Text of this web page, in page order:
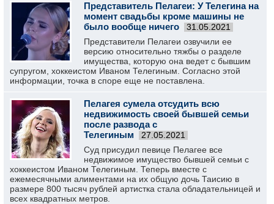
Представитель Пелагеи: У Телегина на
момент свадьбы кроме машины не
было вообще ничего
31.05.2021
Представители Пелагеи озвучили ее
версию относительно тяжбы о разделе
имущества, которую она ведет с бывшим
супругом, хоккеистом Иваном Телегиным. Согласно этой
информации, точка в споре еще не поставлена.
Пелагея сумела отсудить всю
недвижимость своей бывшей семьи
после развода с
Телегиным
27.05.2021
Суд присудил певице Пелагее все
недвижимое имущество бывшей семьи с
хоккеистом Иваном Телегиным. Теперь вместе с
ежемесячными алиментами на их общую дочь Таисию в
размере 800 тысяч рублей артистка стала обладательницей и
всех квадратных метров.